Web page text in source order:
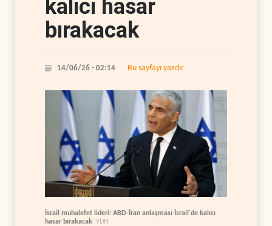
kalıcı hasar
bırakacak
14/06/26 - 02:14 Bu sayfayı yazdır
İsrail muhalefet lideri: ABD-İran anlaşması İsrail'de kalıcı
hasar bırakacak YDH